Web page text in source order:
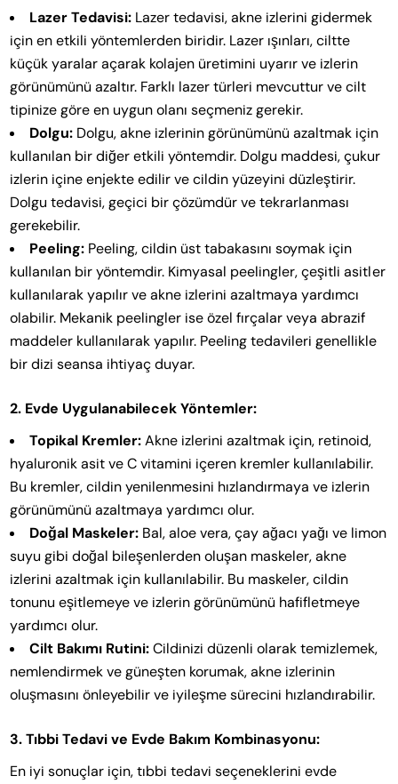
Lazer Tedavisi: Lazer tedavisi, akne izlerini gidermek
için en etkili yöntemlerden biridir. Lazer ışınları, ciltte
küçük yaralar açarak kolajen üretimini uyarır ve izlerin
görünümünü azaltır. Farklı lazer türleri mevcuttur ve cilt
tipinize göre en uygun olanı seçmeniz gerekir.
Dolgu: Dolgu, akne izlerinin görünümünü azaltmak için
kullanılan bir diğer etkili yöntemdir. Dolgu maddesi, çukur
izlerin içine enjekte edilir ve cildin yüzeyini düzleştirir.
Dolgu tedavisi, geçici bir çözümdür ve tekrarlanması
gerekebilir.
Peeling: Peeling, cildin üst tabakasını soymak için
kullanılan bir yöntemdir. Kimyasal peelingler, çeşitli asitler
kullanılarak yapılır ve akne izlerini azaltmaya yardımcı
olabilir. Mekanik peelingler ise özel fırçalar veya abrazif
maddeler kullanılarak yapılır. Peeling tedavileri genellikle
bir dizi seansa ihtiyaç duyar.
2. Evde Uygulanabilecek Yöntemler:
Topikal Kremler:Akne izlerini azaltmak için, retinoid,
hyaluronik asit ve C vitamini içeren kremler kullanılabilir.
Bu kremler, cildin yenilenmesini hızlandırmaya ve izlerin
görünümünü azaltmaya yardımcı olur.
Doğal Maskeler: Bal, aloe vera, çay ağacı yağı ve limon
suyu gibi doğal bileşenlerden oluşan maskeler, akne
izlerini azaltmak için kullanılabilir. Bu maskeler, cildin
tonunu eşitlemeye ve izlerin görünümünü hafifletmeye
yardımcı olur.
Cilt Bakımı Rutini:Cildinizi düzenli olarak temizlemek,
nemlendirmek ve güneşten korumak, akne izlerinin
oluşmasını önleyebilir ve iyileşme sürecini hızlandırabilir.
3. Tıbbi Tedavi ve Evde Bakım Kombinasyonu:
En iyi sonuçlar için, tıbbi tedavi seçeneklerini evde